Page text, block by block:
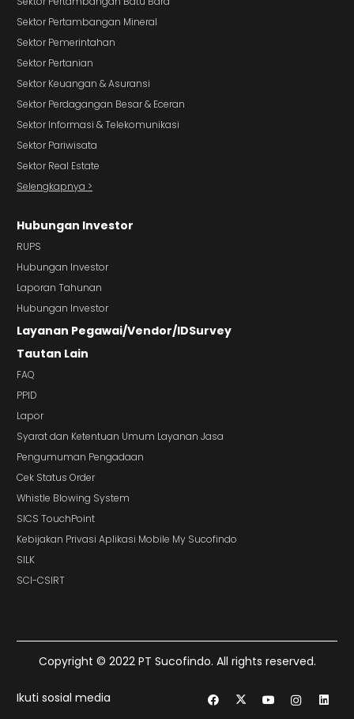
Sektor Pertambangan Mineral
Sektor Pemerintahan
Sektor Pertanian
Sektor Keuangan & Asuransi
Sektor Perdagangan Besar & Eceran
Sektor Informasi & Telekomunikasi
Sektor Pariwisata
Sektor Real Estate
Selengkapnya >
Hubungan Investor
RUPS
Hubungan Investor
Laporan Tahunan
Hubungan Investor
Layanan Pegawai/Vendor/IDSurvey
Tautan Lain
FAQ
PPID
Lapor
Syarat dan Ketentuan Umum Layanan Jasa
Pengumuman Pengadaan
Cek Status Order
Whistle Blowing System
SICS TouchPoint
Kebijakan Privasi Aplikasi Mobile My Sucofindo
SILK
SCI-CSIRT
Copyright © 2022 PT Sucofindo. All rights reserved.
Ikuti sosial media